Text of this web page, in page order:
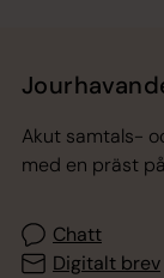
Akut samtals-
med en präst
Chatt
Digitalt brev